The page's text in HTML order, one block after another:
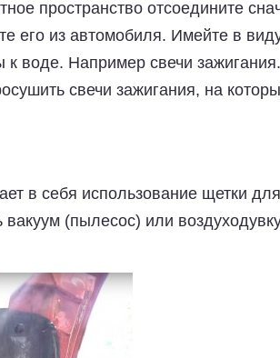
пространство отсоедините
его из автомобиля. Имейте в
воде. Например свечи зажигания.
свечи зажигания, на
в себя использование щетки для
(пылесос) или